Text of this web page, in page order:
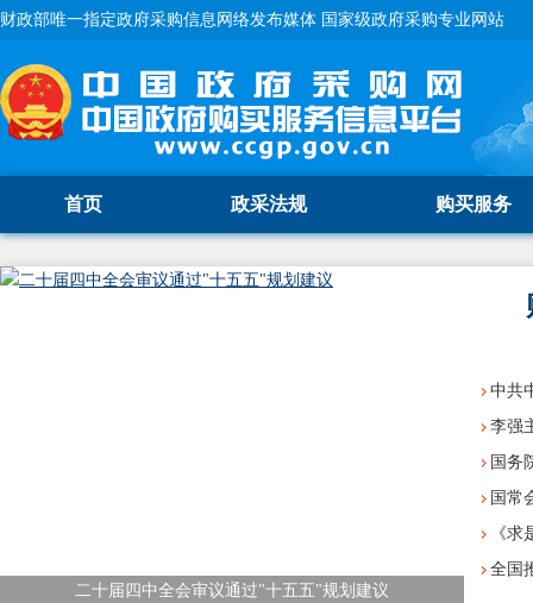
财政部唯一指定政府采购信息网络发布媒体 国家级政府采购专业网站
首页 政采法规 购买服务
二十届四中全会审议通过"十五五"规划建议
中共
李强
国务
国常
《
全国